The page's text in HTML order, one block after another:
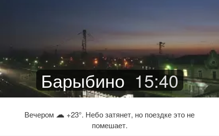
Барыбино 15:40
Вечером ☁ +23°. Небо затянет, но поездке это не
помешает.